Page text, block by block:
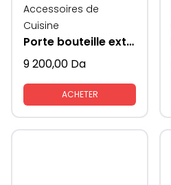
Accessoires de
Cuisine
Porte bouteille extractible modèle 200mm
9 200,00 Da
ACHETER